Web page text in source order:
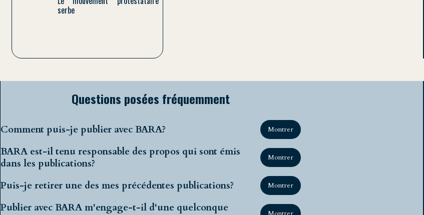
serbe
Questions posées fréquemment
Comment puis-je publier avec BARA? Montrer
BARA est-il tenu responsable des propos qui sont émis
dans les publications?
Montrer
Puis-je retirer une des mes précédentes publications? Montrer
Publier avec BARA m'engage-t-il d'une quelconque